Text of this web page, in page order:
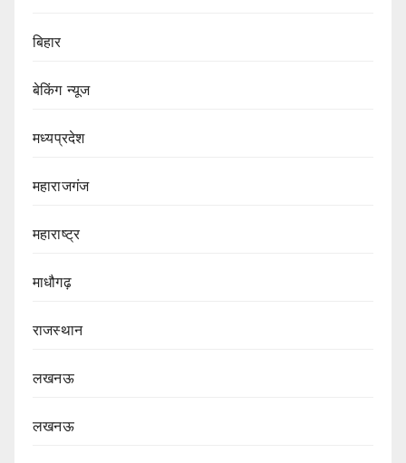
बिहार
बेकिंग न्यूज
मध्यप्रदेश
महाराजगंज
महाराष्ट्र
माधौगढ़
राजस्थान
लखनऊ
लखनऊ